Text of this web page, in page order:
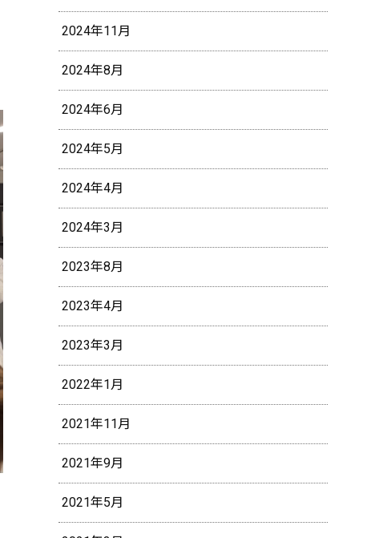
2024年11月
2024年8月
2024年6月
2024年5月
2024年4月
2024年3月
2023年8月
2023年4月
2023年3月
2022年1月
2021年11月
2021年9月
2021年5月